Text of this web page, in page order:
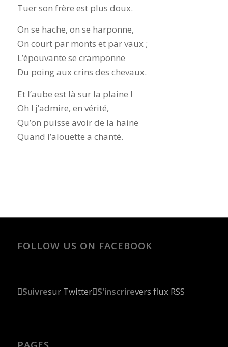
Tuer son frère est plus doux.
On se hache, on se harponne,
On court par monts et par vaux ;
L’épouvante se cramponne
Du poing aux crins des chevaux.
Et l’aube est là sur la plaine !
Oh ! j’admire, en vérité,
Qu’on puisse avoir de la haine
Quand l’alouette a chanté.
FOLLOW US ON FACEBOOK
Suivresur Twitter S'inscrirevers flux RSS